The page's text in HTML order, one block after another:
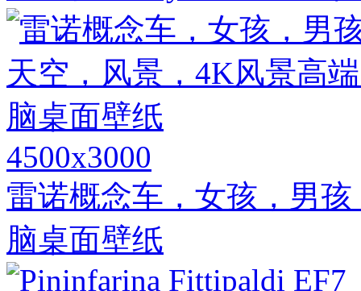
4500x3000
雷诺概念车，女孩，男
脑桌面壁纸